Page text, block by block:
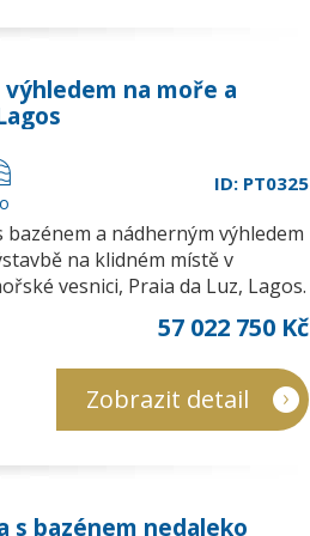
výhledem na moře a
ID: PT0325
bazénem a nádherným výhledem
na klidném místě v
vesnici, Praia da Luz, Lagos.
57 022 750 Kč
Zobrazit detail
s bazénem nedaleko